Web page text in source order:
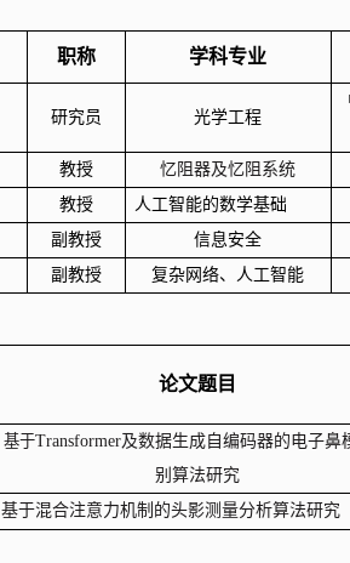
职称 学科专业
研究员 光学工程
教授 忆阻器及忆阻系统
教授 人工智能的数学基础
副教授 信息安全
副教授 复杂网络、人工智能
论文题目
基于Transformer及数据生成自编码器的电子鼻
别算法研究
基于混合注意力机制的头影测量分析算法研究